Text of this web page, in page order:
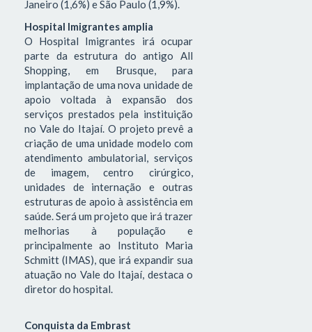
Janeiro (1,6%) e São Paulo (1,9%).
Hospital Imigrantes amplia
O Hospital Imigrantes irá ocupar
parte da estrutura do antigo All
Shopping, em Brusque, para
implantação de uma nova unidade de
apoio voltada à expansão dos
serviços prestados pela instituição
no Vale do Itajaí. O projeto prevê a
criação de uma unidade modelo com
atendimento ambulatorial, serviços
de imagem, centro cirúrgico,
unidades de internação e outras
estruturas de apoio à assistência em
saúde. Será um projeto que irá trazer
melhorias à população e
principalmente ao Instituto Maria
Schmitt (IMAS), que irá expandir sua
atuação no Vale do Itajaí, destaca o
diretor do hospital.
Conquista da Embrast